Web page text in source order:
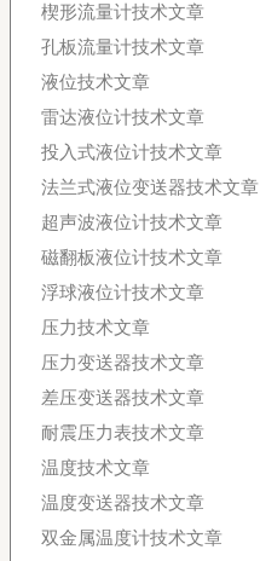
楔形流量计技术文章
孔板流量计技术文章
液位技术文章
雷达液位计技术文章
投入式液位计技术文章
法兰式液位变送器技术文章
超声波液位计技术文章
磁翻板液位计技术文章
浮球液位计技术文章
压力技术文章
压力变送器技术文章
差压变送器技术文章
耐震压力表技术文章
温度技术文章
温度变送器技术文章
双金属温度计技术文章